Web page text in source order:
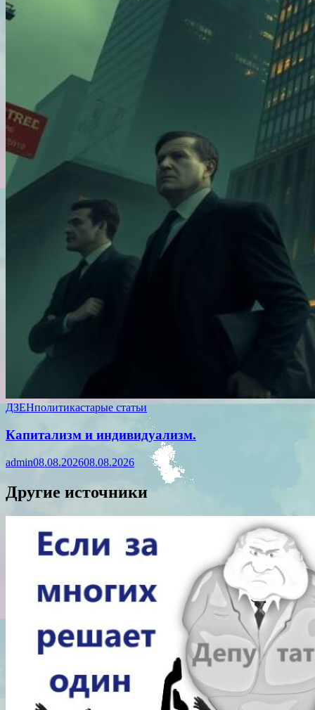
ДЗЕНполитикастарые статьи
Капитализм и индивидуализм.
admin08.08.202608.08.2026
Другие источники